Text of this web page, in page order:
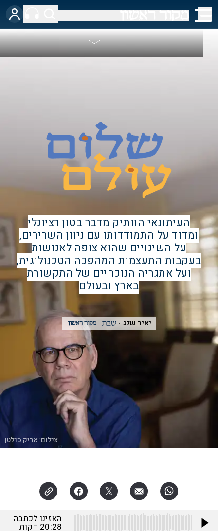
צילום:אריק סולטן
העיתונאי הוותיק מדבר בטון רציונלי
ומדוד על התמודדותו עם ניוון השרירים,
על השינויים שהוא צופה לאנושות
בעקבות התעצמות המהפכה הטכנולוגית,
ועל אתגריה הנוכחיים של התקשורת
בארץ ובעולם
יאיר שלג
האזינו לכתבה
20:28 דקות